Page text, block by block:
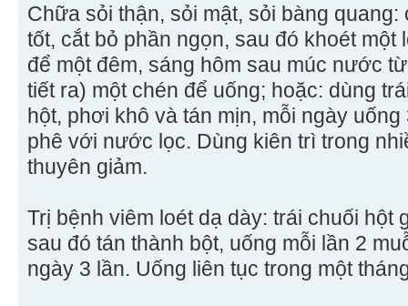
Chữa sỏi thận, sỏi mật, sỏi bàng
tốt, cắt bỏ phần ngọn, sau đó khoét một
để một đêm, sáng hôm sau múc nước
tiết ra) một chén để uống; hoặc: dùng
hột, phơi khô và tán mịn, mỗi ngày
phê với nước lọc. Dùng kiên trì trong
thuyên giảm.
Trị bệnh viêm loét dạ dày: trái chuối hột
sau đó tán thành bột, uống mỗi lần 2
ngày 3 lần. Uống liên tục trong một